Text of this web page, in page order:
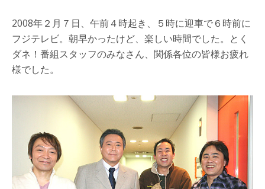
2008年２月７日、午前４時起き、５時に迎車で６時前に
フジテレビ。朝早かったけど、楽しい時間でした。とく
ダネ！番組スタッフのみなさん、関係各位の皆様お疲れ
様でした。